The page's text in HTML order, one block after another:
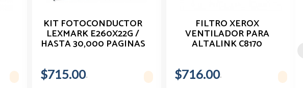
KIT FOTOCONDUCTOR
LEXMARK E260X22G /
HASTA 30,000 PAGINAS
$715.00
FILTRO XEROX
VENTILADOR PARA
ALTALINK C8170
$716.00